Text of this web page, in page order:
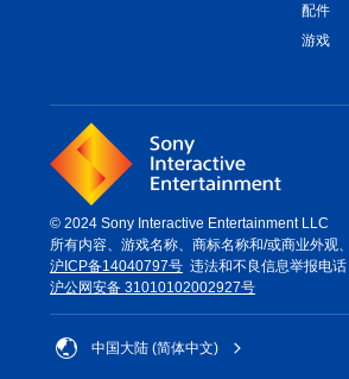
配件
游戏
© 2024 Sony Interactive Entertainment LLC
所有内容、游戏名称、商标名称和/或商业外观
沪ICP备14040797号 违法和不良信息举报电
沪公网安备 31010102002927号
中国大陆 (简体中文)